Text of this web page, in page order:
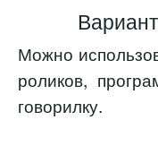
Можно
роликов,
говорилку.